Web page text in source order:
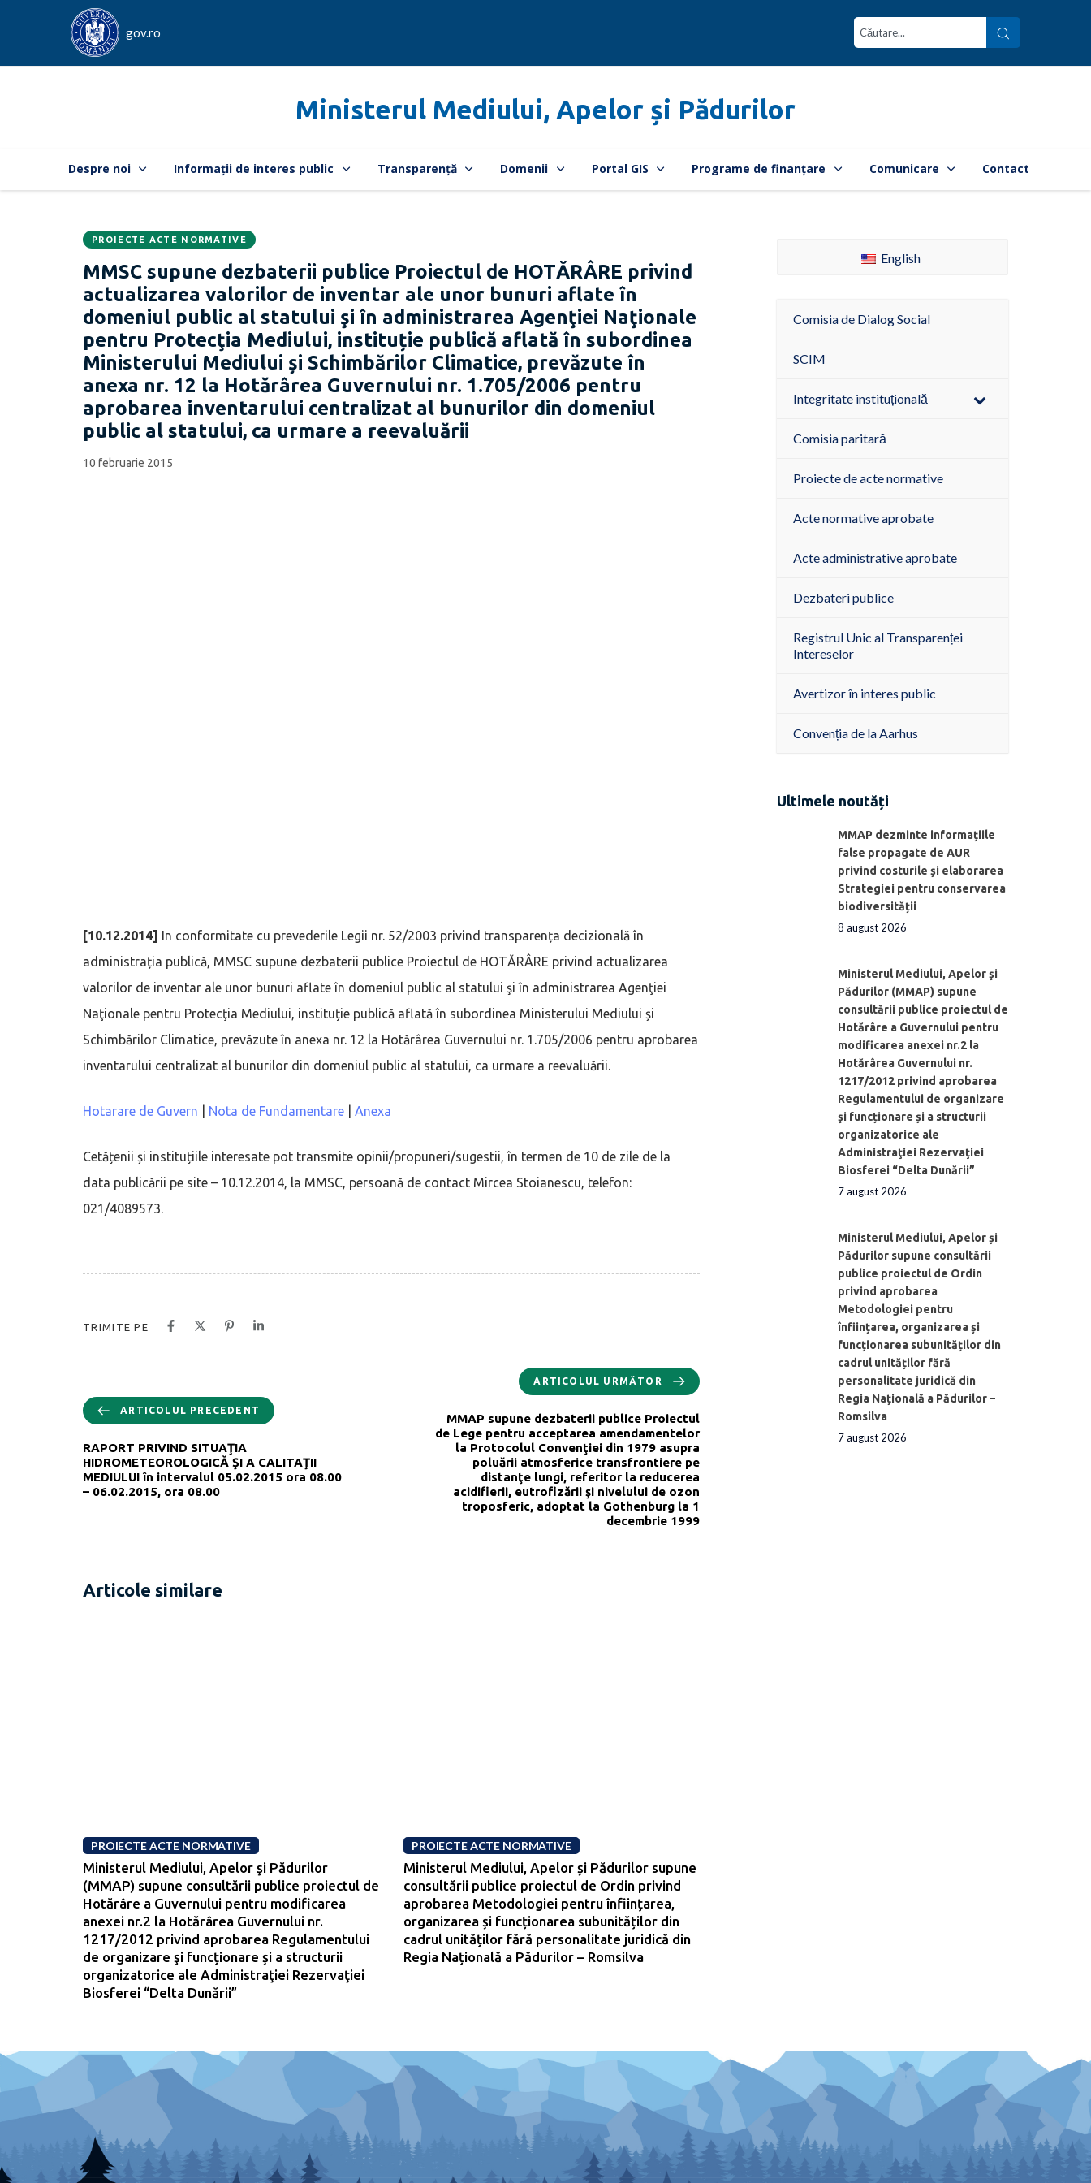
gov.ro
Ministerul Mediului, Apelor și Pădurilor
Despre noi Informații de interes public Transparență Domenii Portal GIS Programe de finanțare Comunicare Contact
CATEGORIA:
PROIECTE ACTE NORMATIVE
MMSC supune dezbaterii publice Proiectul de HOTĂRÂRE privind
actualizarea valorilor de inventar ale unor bunuri aflate în
domeniul public al statului şi în administrarea Agenţiei Naţionale
pentru Protecţia Mediului, instituție publică aflată în subordinea
Ministerului Mediului și Schimbărilor Climatice, prevăzute în
anexa nr. 12 la Hotărârea Guvernului nr. 1.705/2006 pentru
aprobarea inventarului centralizat al bunurilor din domeniul
public al statului, ca urmare a reevaluării
Data
publicării:
10 februarie 2015
[10.12.2014] In conformitate cu prevederile Legii nr. 52/2003 privind transparența decizională în
administrația publică, MMSC supune dezbaterii publice Proiectul de HOTĂRÂRE privind actualizarea
valorilor de inventar ale unor bunuri aflate în domeniul public al statului şi în administrarea Agenţiei
Naţionale pentru Protecţia Mediului, instituție publică aflată în subordinea Ministerului Mediului și
Schimbărilor Climatice, prevăzute în anexa nr. 12 la Hotărârea Guvernului nr. 1.705/2006 pentru aprobarea
inventarului centralizat al bunurilor din domeniul public al statului, ca urmare a reevaluării.
Hotarare de Guvern Nota de Fundamentare Anexa
Cetățenii și instituțiile interesate pot transmite opinii/propuneri/sugestii, în termen de 10 de zile de la
data publicării pe site – 10.12.2014, la MMSC, persoană de contact Mircea Stoianescu, telefon:
021/4089573.
TRIMITE PE
ARTICOLUL PRECEDENT
RAPORT PRIVIND SITUAŢIA
HIDROMETEOROLOGICĂ ŞI A CALITAŢII
MEDIULUI în intervalul 05.02.2015 ora 08.00
– 06.02.2015, ora 08.00
ARTICOLUL URMĂTOR
MMAP supune dezbaterii publice Proiectul
de Lege pentru acceptarea amendamentelor
la Protocolul Convenţiei din 1979 asupra
poluării atmosferice transfrontiere pe
distanţe lungi, referitor la reducerea
acidifierii, eutrofizării şi nivelului de ozon
troposferic, adoptat la Gothenburg la 1
decembrie 1999
Articole similare
PROIECTE ACTE NORMATIVE
Ministerul Mediului, Apelor şi Pădurilor
(MMAP) supune consultării publice proiectul de
Hotărâre a Guvernului pentru modificarea
anexei nr.2 la Hotărârea Guvernului nr.
1217/2012 privind aprobarea Regulamentului
de organizare şi funcționare și a structurii
organizatorice ale Administraţiei Rezervaţiei
Biosferei “Delta Dunării”
PROIECTE ACTE NORMATIVE
Ministerul Mediului, Apelor și Pădurilor supune
consultării publice proiectul de Ordin privind
aprobarea Metodologiei pentru înființarea,
organizarea și funcționarea subunităților din
cadrul unităților fără personalitate juridică din
Regia Națională a Pădurilor – Romsilva
English
Comisia de Dialog Social
SCIM
Integritate instituțională
Comisia paritară
Proiecte de acte normative
Acte normative aprobate
Acte administrative aprobate
Dezbateri publice
Registrul Unic al Transparenței
Intereselor
Avertizor în interes public
Convenția de la Aarhus
Ultimele noutăți
MMAP dezminte informațiile
false propagate de AUR
privind costurile și elaborarea
Strategiei pentru conservarea
biodiversității
8 august 2026
Ministerul Mediului, Apelor şi
Pădurilor (MMAP) supune
consultării publice proiectul de
Hotărâre a Guvernului pentru
modificarea anexei nr.2 la
Hotărârea Guvernului nr.
1217/2012 privind aprobarea
Regulamentului de organizare
şi funcționare și a structurii
organizatorice ale
Administraţiei Rezervaţiei
Biosferei “Delta Dunării”
7 august 2026
Ministerul Mediului, Apelor și
Pădurilor supune consultării
publice proiectul de Ordin
privind aprobarea
Metodologiei pentru
înființarea, organizarea și
funcționarea subunităților din
cadrul unităților fără
personalitate juridică din
Regia Națională a Pădurilor –
Romsilva
7 august 2026